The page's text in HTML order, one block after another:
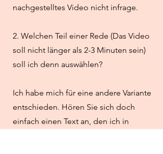
nachgestelltes Video nicht infrage.
2. Welchen Teil einer Rede (Das Video
soll nicht länger als 2-3 Minuten sein)
soll ich denn auswählen?
Ich habe mich für eine andere Variante
entschieden. Hören Sie sich doch
einfach einen Text an, den ich in